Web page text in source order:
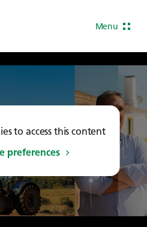
Menu
to access this content
preferences